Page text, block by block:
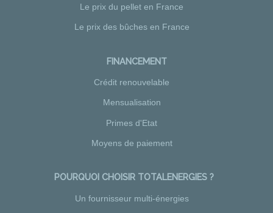
Le prix du pellet en France
Le prix des bûches en France
FINANCEMENT
Crédit renouvelable
Mensualisation
Primes d'Etat
Moyens de paiement
POURQUOI CHOISIR TOTALENERGIES ?
Un fournisseur multi-énergies